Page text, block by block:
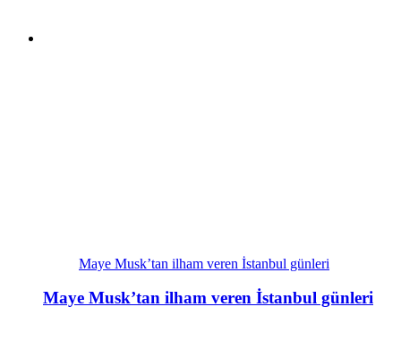
Maye Musk’tan ilham veren İstanbul günleri
Maye Musk’tan ilham veren İstanbul günleri